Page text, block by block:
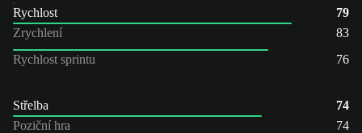
Rychlost
79
Zrychlení
83
Rychlost sprintu
76
Střelba
74
Poziční hra
74